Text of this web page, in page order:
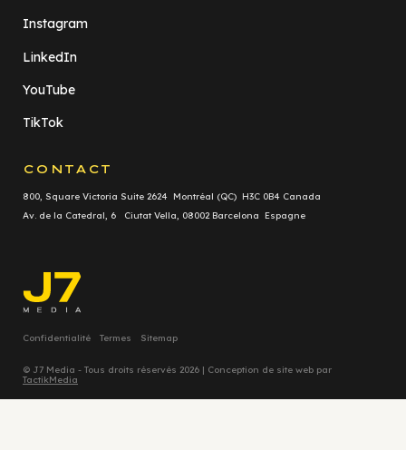
Instagram
LinkedIn
YouTube
TikTok
CONTACT
800, Square Victoria Suite 2624 Montréal (QC) H3C 0B4 Canada
Av. de la Catedral, 6 Ciutat Vella, 08002 Barcelona Espagne
Confidentialité Termes Sitemap
© J7 Media - Tous droits réservés 2026 | Conception de site web par
TactikMedia